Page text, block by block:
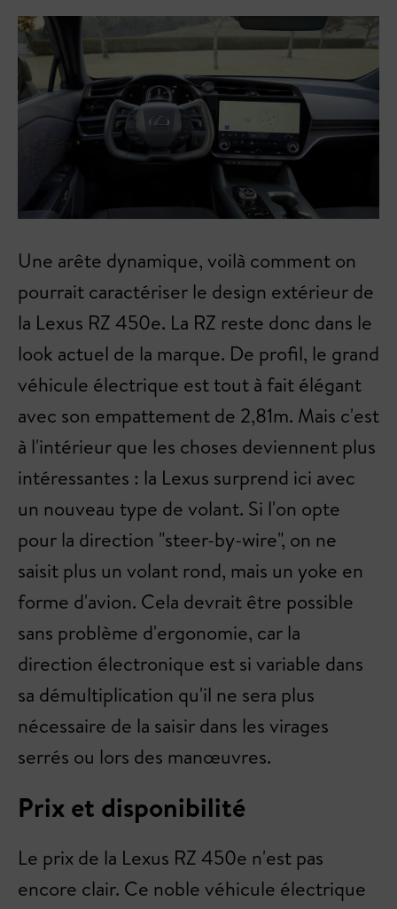
Une arête dynamique, voilà comment on
pourrait caractériser le design extérieur de
la Lexus RZ 450e. La RZ reste donc dans le
look actuel de la marque. De profil, le grand
véhicule électrique est tout à fait élégant
avec son empattement de 2,81m. Mais c'est
à l'intérieur que les choses deviennent plus
intéressantes : la Lexus surprend ici avec
un nouveau type de volant. Si l'on opte
pour la direction "steer-by-wire", on ne
saisit plus un volant rond, mais un yoke en
forme d'avion. Cela devrait être possible
sans problème d'ergonomie, car la
direction électronique est si variable dans
sa démultiplication qu'il ne sera plus
nécessaire de la saisir dans les virages
serrés ou lors des manœuvres.
Prix et disponibilité
Le prix de la Lexus RZ 450e n'est pas
encore clair. Ce noble véhicule électrique